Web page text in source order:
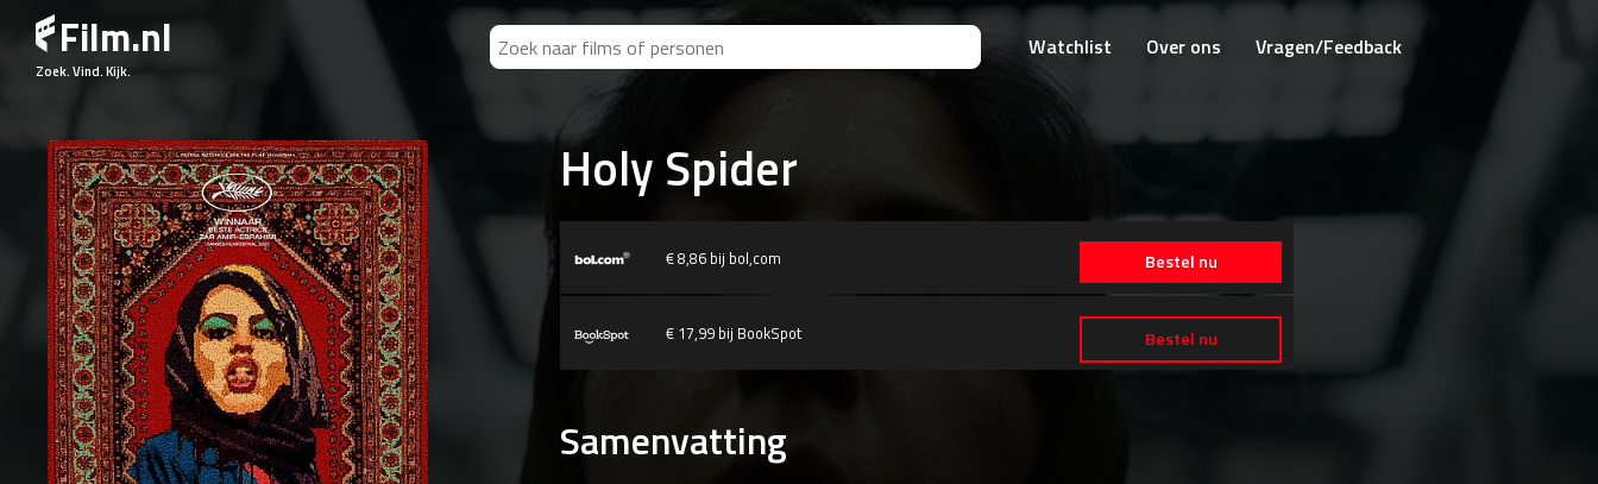
Film.nl
Zoek. Vind. Kijk.
Watchlist Over ons Vragen/Feedback
Holy Spider
Bestel nu
€ 8,86 bij bol,com
Bestel nu
€ 17,99 bij BookSpot
Samenvatting